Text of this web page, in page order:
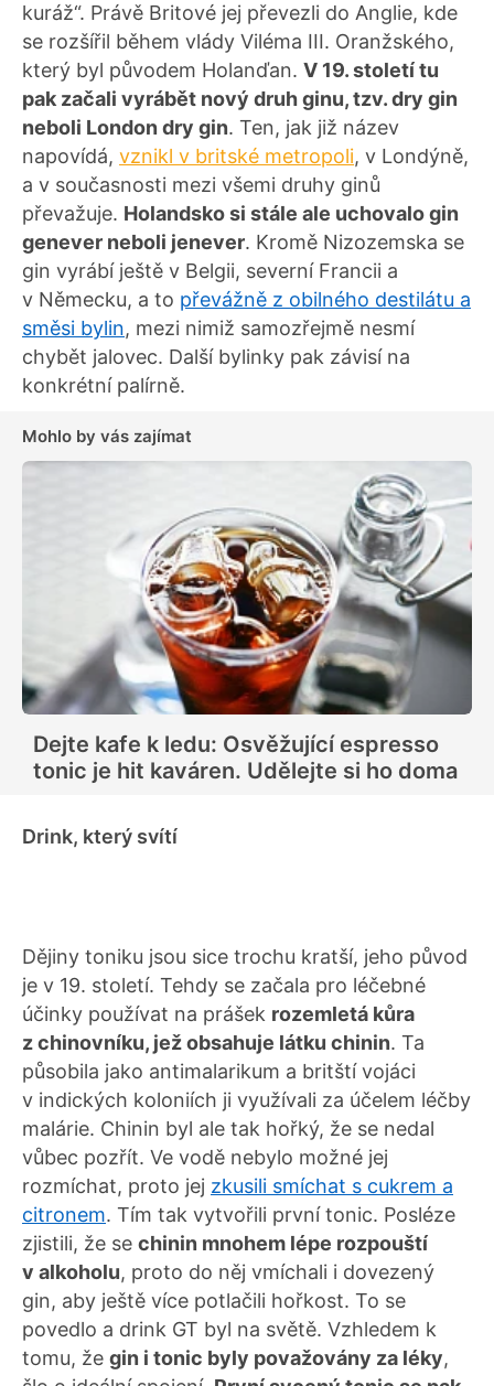
kuráž“. Právě Britové jej převezli do Anglie, kde
se rozšířil během vlády Viléma III. Oranžského,
který byl původem Holanďan. V 19. století tu
pak začali vyrábět nový druh ginu, tzv. dry gin
neboli London dry gin. Ten, jak již název
napovídá, vznikl v britské metropoli, v Londýně,
a v současnosti mezi všemi druhy ginů
převažuje. Holandsko si stále ale uchovalo gin
genever neboli jenever. Kromě Nizozemska se
gin vyrábí ještě v Belgii, severní Francii a
v Německu, a to převážně z obilného destilátu a
směsi bylin, mezi nimiž samozřejmě nesmí
chybět jalovec. Další bylinky pak závisí na
konkrétní palírně.
Mohlo by vás zajímat
Dejte kafe k ledu: Osvěžující espresso
tonic je hit kaváren. Udělejte si ho doma
Drink, který svítí
Dějiny toniku jsou sice trochu kratší, jeho původ
je v 19. století. Tehdy se začala pro léčebné
účinky používat na prášek rozemletá kůra
z chinovníku, jež obsahuje látku chinin. Ta
působila jako antimalarikum a britští vojáci
v indických koloniích ji využívali za účelem léčby
malárie. Chinin byl ale tak hořký, že se nedal
vůbec pozřít. Ve vodě nebylo možné jej
rozmíchat, proto jej zkusili smíchat s cukrem a
citronem. Tím tak vytvořili první tonic. Posléze
zjistili, že se chinin mnohem lépe rozpouští
v alkoholu, proto do něj vmíchali i dovezený
gin, aby ještě více potlačili hořkost. To se
povedlo a drink GT byl na světě. Vzhledem k
tomu, že gin i tonic byly považovány za léky,